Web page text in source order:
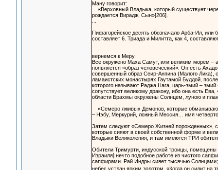
Ману говорит:
«Верховный Владыка, который существует
рождается Вирадж, Сын»[206].
Пифагорейское десять обозначало Арба-Ил,
составляет 6. Триада и Милитта, как 4,
вернемся к Меру.
Все окружено Маха Самут, или великим морем –
появляется «образ человеческий». Он есть
совершенный образ Сеир-Анпина (Малого Лика),
ламаистских монастырях Гаутамой Буддой,
которого называют Раджа Нага, царь-змий –
сопутствует великому дракону, ибо она есть
области Брахмы окружены Солнцем, луною и
«Семеро лживых Демонов, которые обманывают
– Нэбу, Меркурий, ложный Мессия… имя
Затем следуют «Семеро Жизней порожденных»,
которые сияют в своей собственной форме и
Владыки Великолепия, и там имеются ТРИ
Обители Тримурти, индусской троицы, помещены
Израиля] нечто подобное работе из чистого
сапфирами. Рай Индры сияет тысячью Солнцами;
небес устлан ярким золотом. «Когда он сидит на